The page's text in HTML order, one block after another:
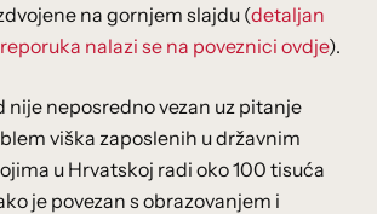
na gornjem slajdu (detaljan
nalazi se na poveznici ovdje).
nije neposredno vezan uz pitanje
viška zaposlenih u državnim
u Hrvatskoj radi oko 100 tisuća
je povezan s obrazovanjem i